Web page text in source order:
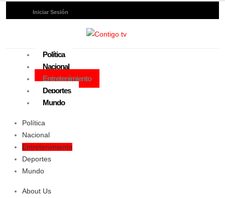
Iniciar Sesión
Política
Nacional
Entretenimiento
Deportes
Mundo
Política
Nacional
Entretenimiento
Deportes
Mundo
About Us